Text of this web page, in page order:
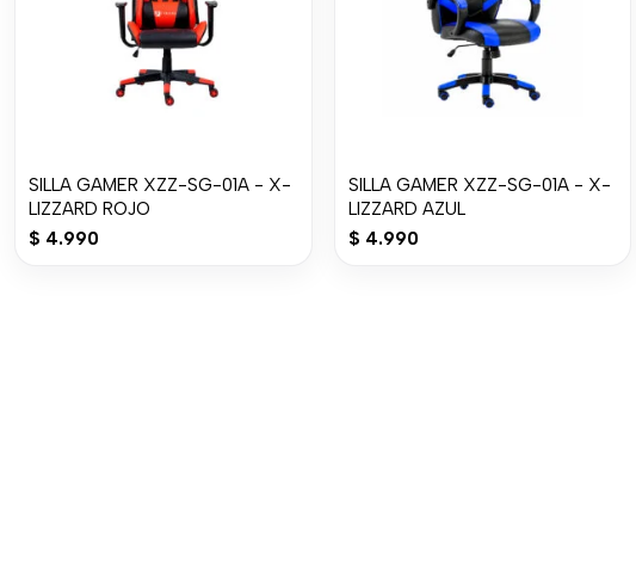
SILLA GAMER XZZ-SG-01A - X-
LIZZARD ROJO
$ 4.990
SILLA GAMER XZZ-SG-01A - X-
LIZZARD AZUL
$ 4.990